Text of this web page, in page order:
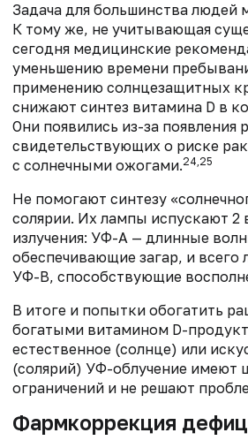
Задача для большинства людей
К тому же, не учитывающая
сегодня медицинские
уменьшению времени
применению солнцезащитных
снижают синтез витамина D в
Они появились из-за появления
свидетельствующих о риске
с солнечными ожогами.24,25
Не помогают синтезу
солярии. Их лампы испускают 2
излучения: УФ-А — длинные
обеспечивающие загар, и всего
УФ-В, способствующие
В итоге и попытки обогатить
богатыми витамином D-
естественное (солнце) или
(солярий) УФ-облучение имеют
ограничений и не решают
Фармкоррекция